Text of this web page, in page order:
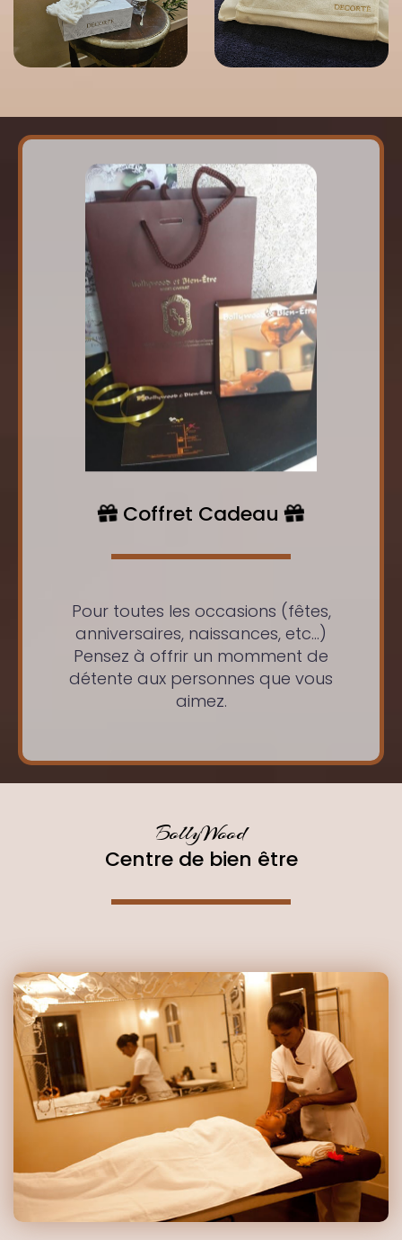
Coffret Cadeau
Pour toutes les occasions (fêtes,
anniversaires, naissances, etc...)
Pensez à offrir un momment de
détente aux personnes que vous
aimez.
BollyWood
Centre de bien être